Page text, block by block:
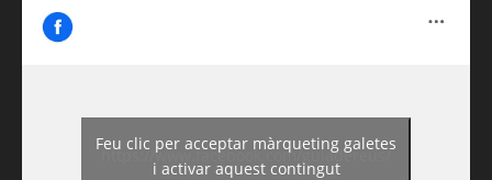
https://www.facebook.com/guiadereus/
Feu clic per acceptar màrqueting galetes
i activar aquest contingut